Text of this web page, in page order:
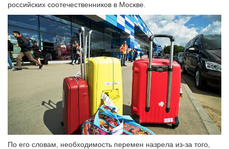
российских соотечественников в Москве.
По его словам, необходимость перемен назрела из-за того,